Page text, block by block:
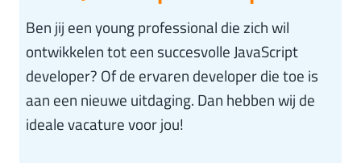
Ben jij een young professional die zich wil
ontwikkelen tot een succesvolle JavaScript
developer? Of de ervaren developer die toe is
aan een nieuwe uitdaging. Dan hebben wij de
ideale vacature voor jou!